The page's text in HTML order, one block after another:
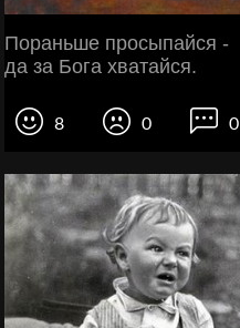
Пораньше просыпайся -
да за Бога хватайся.
8 0 0